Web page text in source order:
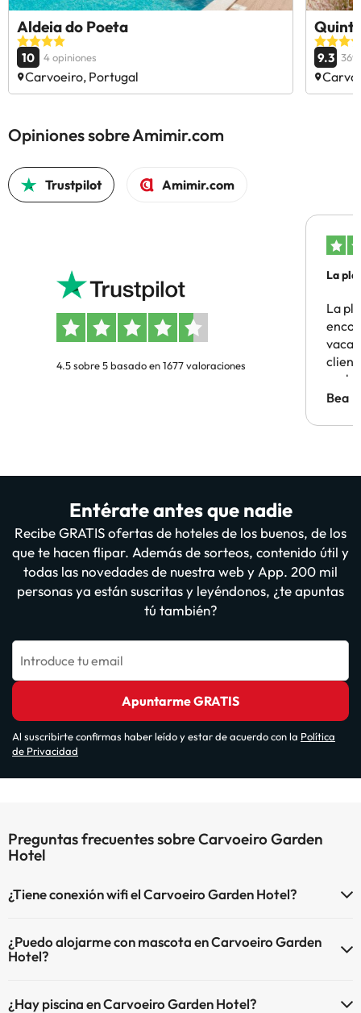
Aldeia do Poeta
10 4 opiniones
Carvoeiro, Portugal
9.3 369
Opiniones sobre Amimir.com
Trustpilot Amimir.com
4.5 sobre 5 basado en 1677 valoraciones
La
La
Bea
Entérate antes que nadie
Recibe GRATIS ofertas de hoteles de los buenos, de los
que te hacen flipar. Además de sorteos, contenido útil y
todas las novedades de nuestra web y App. 200 mil
personas ya están suscritas y leyéndonos, ¿te apuntas
tú también?
Introduce tu email
Apuntarme GRATIS
Al suscribirte confirmas haber leído y estar de acuerdo con la Política
de Privacidad
Preguntas frecuentes sobre Carvoeiro Garden
Hotel
¿Tiene conexión wifi el Carvoeiro Garden Hotel?
¿Puedo alojarme con mascota en Carvoeiro Garden
Hotel?
¿Hay piscina en Carvoeiro Garden Hotel?